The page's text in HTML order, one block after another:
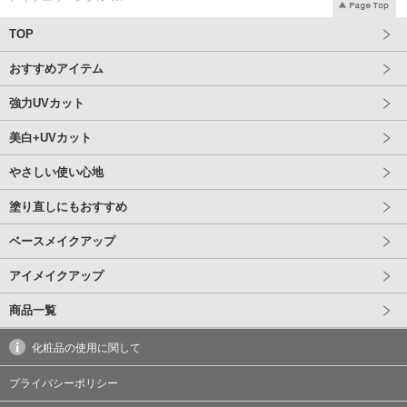
TOP
おすすめアイテム
強力UVカット
美白+UVカット
やさしい使い心地
塗り直しにもおすすめ
ベースメイクアップ
アイメイクアップ
商品一覧
商品一覧
化粧品の使用に関して
プライバシーポリシー